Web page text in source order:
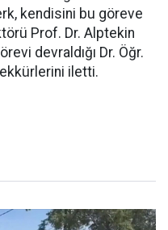
kendisini bu göreve
Prof. Dr. Alptekin
devraldığı Dr. Öğr.
iletti.